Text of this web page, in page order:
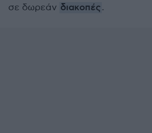
σε δωρεάν διακοπές.